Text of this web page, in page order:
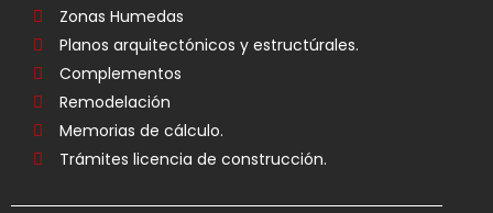
Zonas Humedas
Planos arquitectónicos y estructúrales.
Complementos
Remodelación
Memorias de cálculo.
Trámites licencia de construcción.